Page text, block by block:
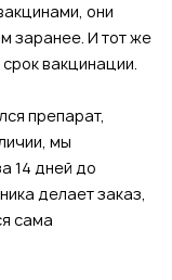
они
заранее. И тот же
вакцинации.
препарат,
мы
14 дней до
делает заказ,
сама